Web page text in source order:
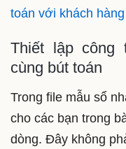
toán với khách
Thiết lập công
cùng bút toán
Trong file mẫu sổ
cho các bạn trong
dòng. Đây không